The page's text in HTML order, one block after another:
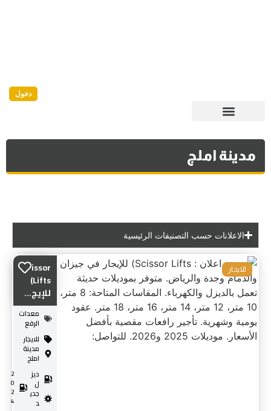
دخول
مدينة املج
الاعلانات حسب التصنيفات الرئيسية
Scissor
Lifts)
للإيج...
معدات
الرفع
للايجار
مدينة
املج
ديز
ل
جدي
د
2
0
2
4
للايجار